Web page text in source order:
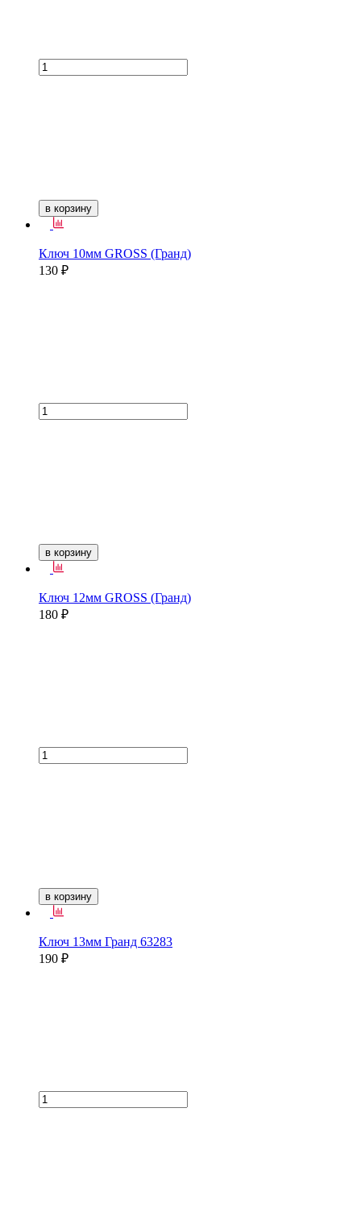
в корзину
Ключ 10мм GROSS (Гранд)
130 ₽
в корзину
Ключ 12мм GROSS (Гранд)
180 ₽
в корзину
Ключ 13мм Гранд 63283
190 ₽